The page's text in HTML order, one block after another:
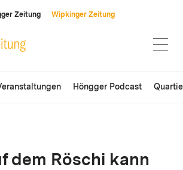
Zeitung Wipkinger Zeitung
Höngger Podcast
dem Röschi kann